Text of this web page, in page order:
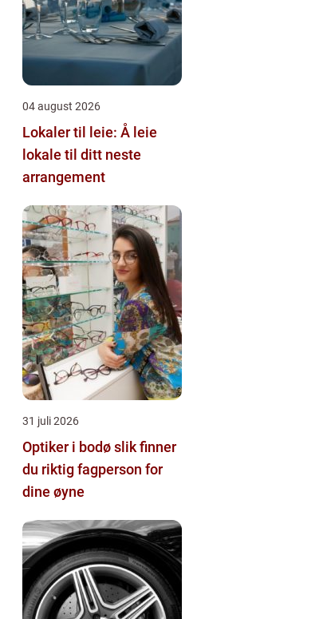
04 august 2026
Lokaler til leie: Å leie
lokale til ditt neste
arrangement
31 juli 2026
Optiker i bodø slik finner
du riktig fagperson for
dine øyne